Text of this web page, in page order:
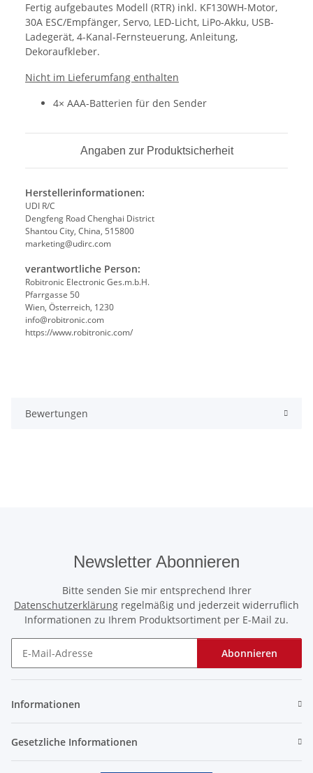
Fertig aufgebautes Modell (RTR) inkl. KF130WH-Motor,
30A ESC/Empfänger, Servo, LED-Licht, LiPo-Akku, USB-
Ladegerät, 4-Kanal-Fernsteuerung, Anleitung,
Dekoraufkleber.
Nicht im Lieferumfang enthalten
4× AAA-Batterien für den Sender
Angaben zur Produktsicherheit
Herstellerinformationen:
UDI R/C
Dengfeng Road Chenghai District
Shantou City, China, 515800
marketing@udirc.com
verantwortliche Person:
Robitronic Electronic Ges.m.b.H.
Pfarrgasse 50
Wien, Österreich, 1230
info@robitronic.com
https://www.robitronic.com/
Bewertungen
Newsletter Abonnieren
Bitte senden Sie mir entsprechend Ihrer
Datenschutzerklärung regelmäßig und jederzeit widerruflich
Informationen zu Ihrem Produktsortiment per E-Mail zu.
Abonnieren
Informationen
Gesetzliche Informationen